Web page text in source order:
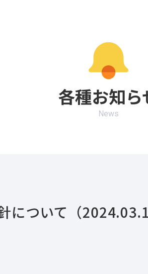
各種お知ら
News
について（